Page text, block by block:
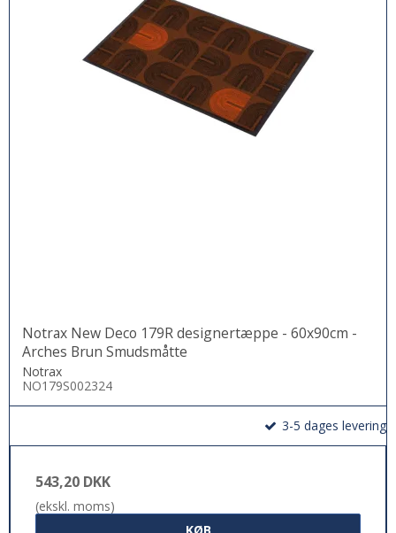
Notrax New Deco 179R designertæppe - 60x90cm -
Arches Brun Smudsmåtte
Notrax
NO179S002324
3-5 dages levering
543,20 DKK
(ekskl. moms)